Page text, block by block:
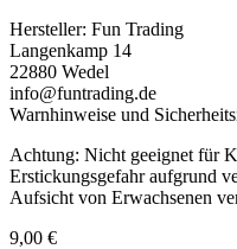
Hersteller: Fun Trading
Langenkamp 14
22880 Wedel
info@funtrading.de
Warnhinweise und
Achtung: Nicht geeignet für
Erstickungsgefahr aufgrund
Aufsicht von Erwachsenen
9,00 €